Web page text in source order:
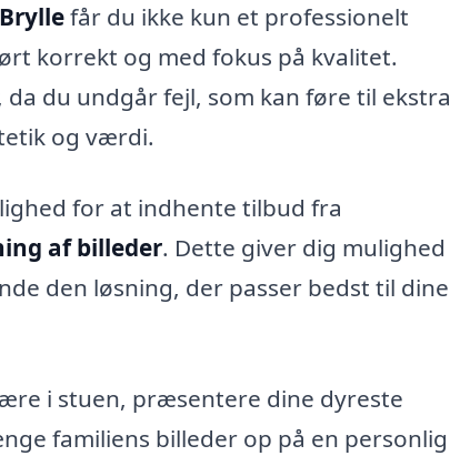
får du ikke kun et professionelt
korrekt og med fokus på kvalitet.
du undgår fejl, som kan føre til ekstra
og værdi.
for at indhente tilbud fra
af billeder. Dette giver dig mulighed
den løsning, der passer bedst til dine
i stuen, præsentere dine dyreste
familiens billeder op på en personlig